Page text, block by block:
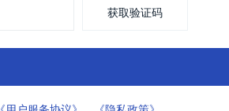
获取验证码